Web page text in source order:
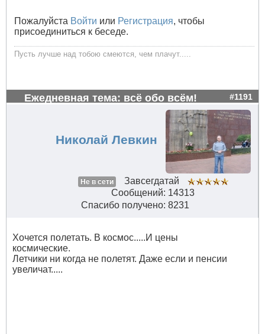
Пожалуйста Войти или Регистрация, чтобы
присоединиться к беседе.
Пусть лучше над тобою смеются, чем плачут.....
Ежедневная тема: всё обо всём! #1191
Николай Левкин
Не в сети
Завсегдатай
Сообщений: 14313
Спасибо получено: 8231
Хочется полетать. В космос.....И цены
космические.
Летчики ни когда не полетят. Даже если и пенсии
увеличат.....